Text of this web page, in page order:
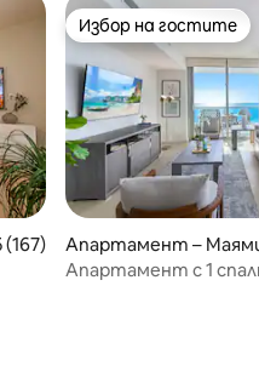
оценка: 4,85 от 5, 167
(167)
Избор на гостите
Избор на гостите
Апартамент – Маями
ч
Апартамент с 1